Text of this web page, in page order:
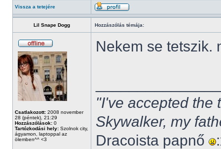
Vissza a tetejére
Lil Snape Dogg Hozzászólás témája:
Csatlakozott: 2008 november
28 (péntek), 21:29
Hozzászólások: 0
Tartózkodási hely: Szolnok city,
ágyamon, laptoppal az
ölemben^^ <3
Nekem se tetszik.
"I've accepted the
Skywalker, my
Dracoista papnő